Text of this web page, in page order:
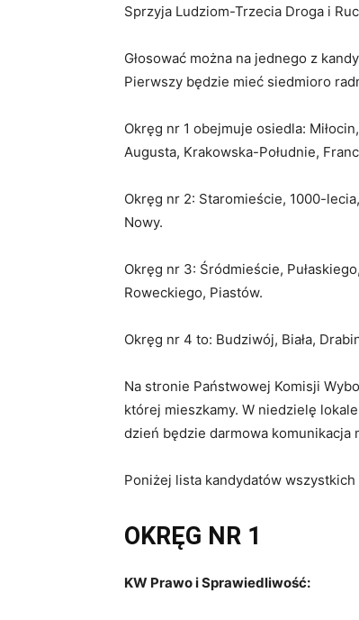
Sprzyja Ludziom-Trzecia Droga i
Głosować można na jednego z
Pierwszy będzie mieć siedmioro
Okręg nr 1 obejmuje osiedla:
Augusta, Krakowska-Południe,
Okręg nr 2: Staromieście, 1000-
Nowy.
Okręg nr 3: Śródmieście,
Roweckiego, Piastów.
Okręg nr 4 to: Budziwój, Biała,
Na stronie Państwowej Komisji
której mieszkamy. W niedzielę
dzień będzie darmowa komunikacja
Poniżej lista kandydatów
OKRĘG NR 1
KW Prawo i Sprawiedliwość: